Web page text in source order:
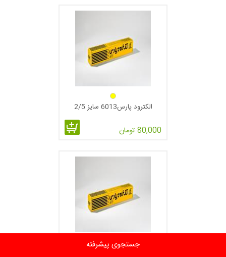
جستجوی پیشرفته
الکترود پارس6013 سایز 2/5
80,000 تومان